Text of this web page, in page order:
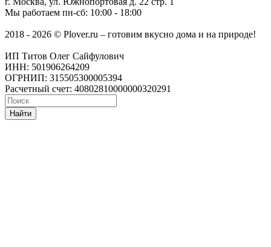
Мы работаем пн-сб: 10:00 - 18:00
2018 - 2026 © Plover.ru – готовим вкусно дома и на природе!
ИП Титов Олег Сайфулович
ИНН: 501906264209
ОГРНИП: 315505300005394
Расчетный счет: 40802810000000320291
Найти